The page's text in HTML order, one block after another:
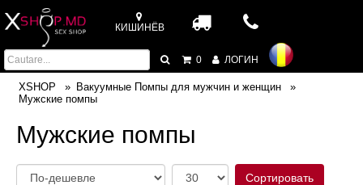
КИШИНЁВ
0 ЛОГИН
XSHOP
Вакуумные Помпы для мужчин и женщин
Мужские помпы
Мужские помпы
Сортировать